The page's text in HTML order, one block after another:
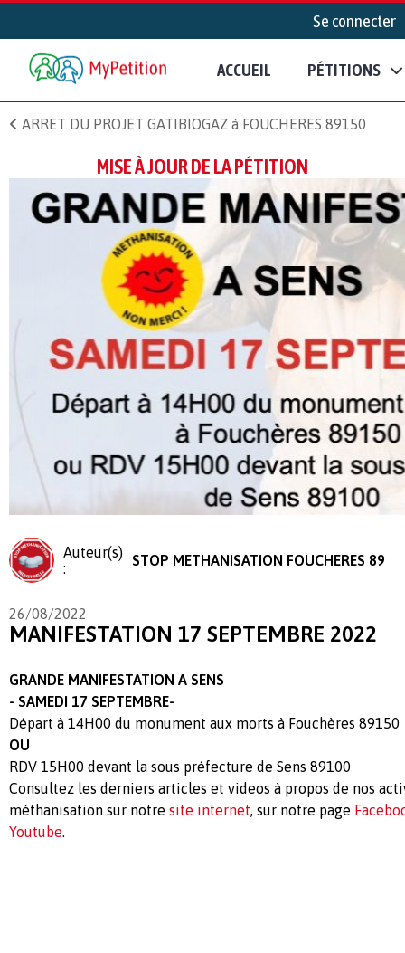
Se connecter
ACCUEIL PÉTITIONS
ARRET DU PROJET GATIBIOGAZ à FOUCHERES 89150
MISE À JOUR DE LA PÉTITION
Auteur(s)
:
STOP METHANISATION FOUCHERES 89
26/08/2022
MANIFESTATION 17 SEPTEMBRE 2022
GRANDE MANIFESTATION A SENS
- SAMEDI 17 SEPTEMBRE-
Départ à 14H00 du monument aux morts à Fouchères 89150
OU
RDV 15H00 devant la sous préfecture de Sens 89100
Consultez les derniers articles et videos à propos de nos
méthanisation sur notre site internet, sur notre page
Youtube.